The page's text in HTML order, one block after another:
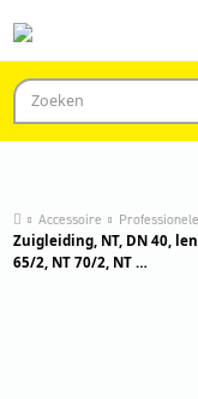
Accessoire
Zuigleiding, NT, DN 40,
65/2, NT 70/2, NT …